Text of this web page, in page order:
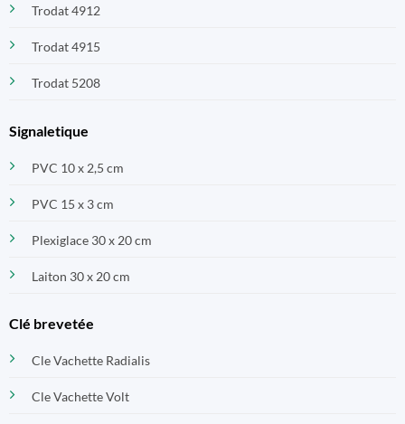
Trodat 4912
Trodat 4915
Trodat 5208
Signaletique
PVC 10 x 2,5 cm
PVC 15 x 3 cm
Plexiglace 30 x 20 cm
Laiton 30 x 20 cm
Clé brevetée
Cle Vachette Radialis
Cle Vachette Volt